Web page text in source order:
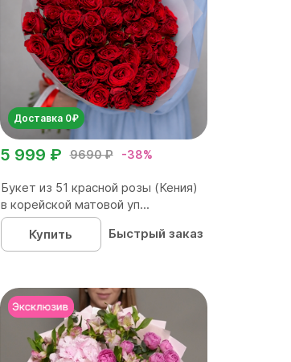
Доставка 0₽
9690 ₽ -38%
5 999 ₽
Букет из 51 красной розы (Кения)
в корейской матовой уп...
Купить
Быстрый заказ